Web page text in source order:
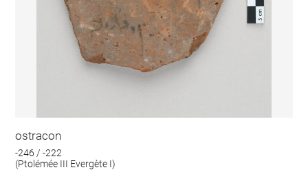
ostracon
-246 / -222
(Ptolémée III Evergète I)